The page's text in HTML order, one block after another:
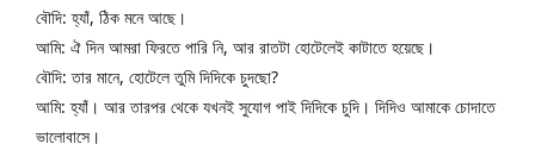
বৌদি: হ্যাঁ, ঠিক মনে আছে।
আমি: ঐ দিন আমরা ফিরতে পারি নি, আর রাতটা হোটেলেই কাটাতে হয়েছে।
বৌদি: তার মানে, হোটেলে তুমি দিদিকে চুদছো?
আমি: হ্যাঁ। আর তারপর থেকে যখনই সুযোগ পাই দিদিকে চুদি। দিদিও আমাকে চোদাতে
ভালোবাসে।